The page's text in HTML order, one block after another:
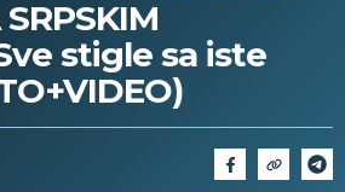
stigle sa iste